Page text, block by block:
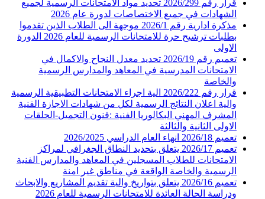
قرار رقم 2026/299 تحديد مواد الامتحانات الرسمية لجميع
الشهادات في جميع الاختصاصات لدورة عام 2026
مذكرة ادارية رقم 2026/1 موجهة الى الطلاب الذين تقدموا
بطلبات ترشيح حرة للامتحانات الرسمية للعام 2026 الدورة
الاولى
تعميم رقم 2026/19 تحديد معدل النجاح والاكمال في
الامتحانات المدرسية في المعاهد والمدارس الرسمية
والخاصة
قرار رقم 2026/222 الية اجراء الامتحانات التطبيقية الرسمية
والية اعلان النتائج الرسمية لكل من شهادات الاجازة الفنية
المشرف المهني البكالوريا الفنية :فنون التجميل-الحلقات
الاولى الثانية والثالثة
تعميم 2026/18 انهاء العام الدراسي 2026/2025
تعميم 2026/17 يتعلق بتحديد النطاق الجغرافي لمراكز
الامتحانات للطلاب المسجلين في المعاهد والمدارس الفنية
الرسمية والخاصة الواقعة في مناطق غير امنة
تعميم 2026/16 يتعلق بتواريخ والية تقديم المشاريع والابحاث
ودراسة الحالة العائدة للامتحانات الرسمية للعام 2026